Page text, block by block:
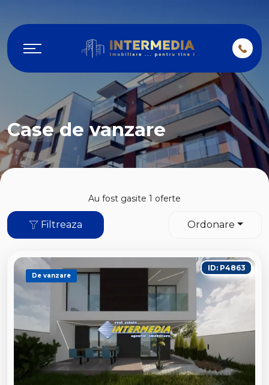
Case de vanzare
Au fost gasite 1 oferte
Ordonare
Filtreaza
De vanzare
ID: P4863